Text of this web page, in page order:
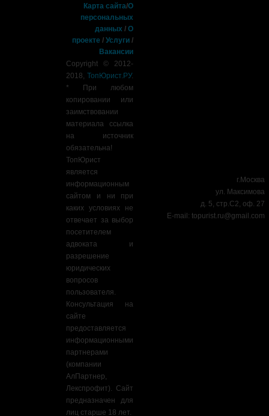
Карта сайта/О
персональных
данных /О
проекте /Услуги /
Вакансии
Copyright © 2012-
2018,ТопЮрист.РУ.
* При любом
копировании или
заимствовании
материала ссылка
на источник
обязательна!
ТопЮрист
является
информационным
сайтом и ни при
каких условиях не
отвечает за выбор
посетителем
адвоката и
разрешение
юридических
вопросов
пользователя.
Консультация на
сайте
предоставляется
информационными
партнерами
(компании
АлПартнер,
Лекспрофит). Сайт
предназначен для
лиц старше 18 лет.
г.Москва
ул. Максимова
д. 5, стр.С2, оф. 27
E-mail:topurist.ru@gmail.com